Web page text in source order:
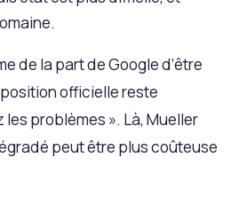
de la part de Google d’être
officielle reste
problèmes ». Là, Mueller
peut être plus coûteuse